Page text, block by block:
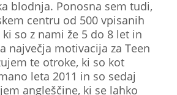
blodnja. Ponosna sem tudi,
centru od 500 vpisanih
so z nami že 5 do 8 let in
največja motivacija za Teen
te otroke, ki so kot
leta 2011 in so sedaj
angleščine, ki se lahko